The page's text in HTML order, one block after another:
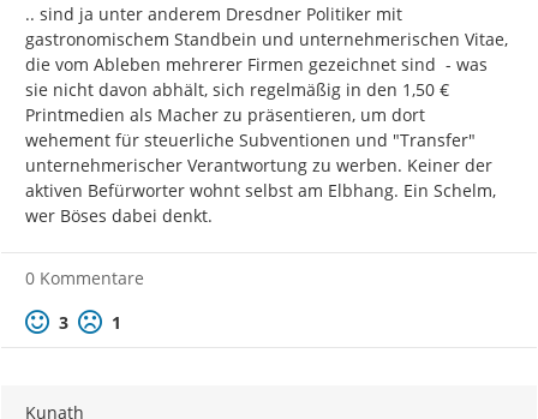
.. sind ja unter anderem Dresdner Politiker mit
gastronomischem Standbein und unternehmerischen Vitae,
die vom Ableben mehrerer Firmen gezeichnet sind  - was
sie nicht davon abhält, sich regelmäßig in den 1,50 €
Printmedien als Macher zu präsentieren, um dort
wehement für steuerliche Subventionen und "Transfer"
unternehmerischer Verantwortung zu werben. Keiner der
aktiven Befürworter wohnt selbst am Elbhang. Ein Schelm,
wer Böses dabei denkt.
0 Kommentare
Positive Bewertung
3 Negative Bewertung
1
Kunath